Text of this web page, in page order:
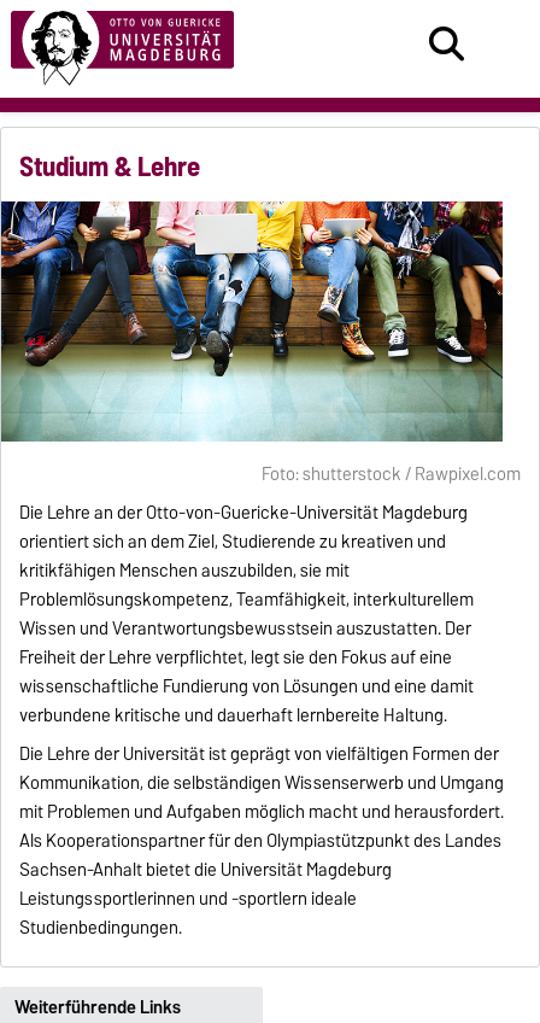
Studium & Lehre
Foto: shutterstock / Rawpixel.com
Die Lehre an der Otto-von-Guericke-Universität Magdeburg
orientiert sich an dem Ziel, Studierende zu kreativen und
kritikfähigen Menschen auszubilden, sie mit
Problemlösungskompetenz, Teamfähigkeit, interkulturellem
Wissen und Verantwortungsbewusstsein auszustatten. Der
Freiheit der Lehre verpflichtet, legt sie den Fokus auf eine
wissenschaftliche Fundierung von Lösungen und eine damit
verbundene kritische und dauerhaft lernbereite Haltung.
Die Lehre der Universität ist geprägt von vielfältigen Formen der
Kommunikation, die selbständigen Wissenserwerb und Umgang
mit Problemen und Aufgaben möglich macht und herausfordert.
Als Kooperationspartner für den Olympiastützpunkt des Landes
Sachsen-Anhalt bietet die Universität Magdeburg
Leistungssportlerinnen und -sportlern ideale
Studienbedingungen.
Weiterführende Links